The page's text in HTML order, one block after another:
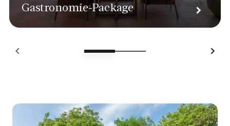
Gastronomie-Package